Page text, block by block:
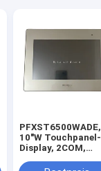
PFXST6500WADE,
10"W Touchpanel-
Display, 2COM,
& Device, 24VDC,